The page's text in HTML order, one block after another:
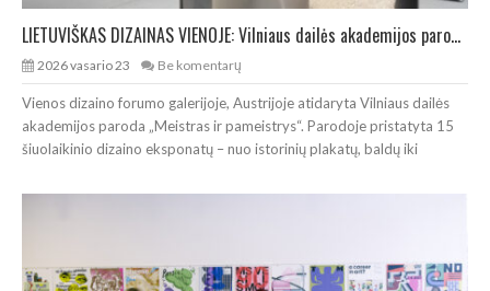
LIETUVIŠKAS DIZAINAS VIENOJE: Vilniaus dailės akademijos paroda „Meistras ir pameistrys“
2026 vasario 23 Be komentarų
Vienos dizaino forumo galerijoje, Austrijoje atidaryta Vilniaus dailės
akademijos paroda „Meistras ir pameistrys“. Parodoje pristatyta 15
šiuolaikinio dizaino eksponatų – nuo istorinių plakatų, baldų iki